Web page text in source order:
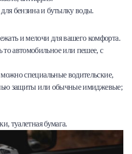
бензина и бутылку воды.
и мелочи для вашего комфорта.
автомобильное или пешее, с
специальные водительские,
защиты или обычные имиджевые;
туалетная бумага.